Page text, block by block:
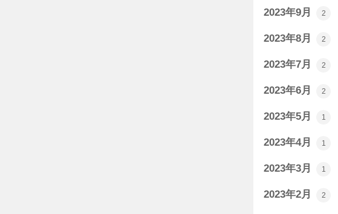
2023年9月 2
2023年8月 2
2023年7月 2
2023年6月 2
2023年5月 1
2023年4月 1
2023年3月 1
2023年2月 2